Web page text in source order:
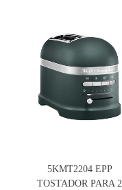
5KMT2204 EPP
TOSTADOR PARA 2